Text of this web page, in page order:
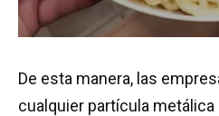
De esta manera, las
cualquier partícula metálica